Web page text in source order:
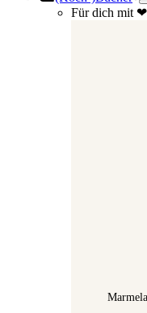
Für dich mit ❤